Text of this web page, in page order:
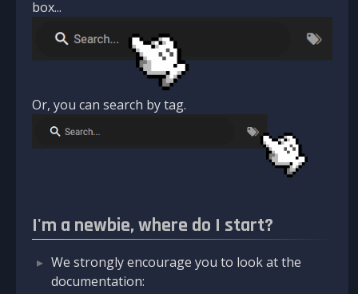
box...
Or, you can search by tag.
I'm a newbie, where do I start?
We strongly encourage you to look at the
documentation: